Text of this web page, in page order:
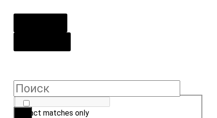
Exact matches only